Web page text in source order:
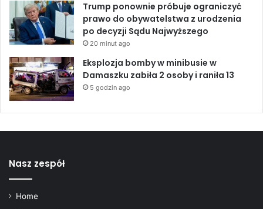
Trump ponownie próbuje ograniczyć
prawo do obywatelstwa z urodzenia
po decyzji Sądu Najwyższego
20 minut ago
Eksplozja bomby w minibusie w
Damaszku zabiła 2 osoby i raniła 13
5 godzin ago
Nasz zespół
Home